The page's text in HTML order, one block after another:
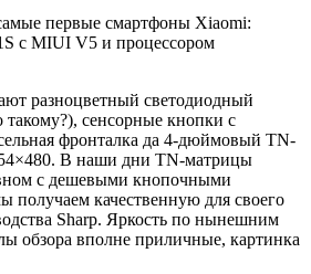
разноцветный светодиодный
такому?), сенсорные кнопки с
фронталка да 4-дюймовый TN-
В наши дни TN-матрицы
с дешевыми кнопочными
получаем качественную для своего
Sharp. Яркость по нынешним
обзора вполне приличные, картинка